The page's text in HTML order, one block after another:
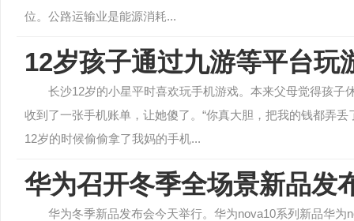
位。公路运输业是能源消耗...
12岁孩子通过九游等平台玩
长沙12岁的小星平时喜欢玩手机游戏。本来父母觉得孩
收到了一张手机账单，让她傻了。“你真大胆，把我的钱都弄
12岁的时候偷偷拿了我妈的手机...
华为召开冬季全场景新品发
华为冬季新品发布会今天举行。华为nova10系列新品华